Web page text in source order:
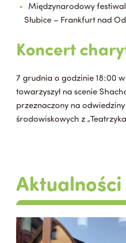
Międzynarodowy festiwal
Słubice – Frankfurt nad
Koncert
7 grudnia o godzinie 18:00
towarzyszył na scenie
przeznaczony na
środowiskowych z
Aktualności